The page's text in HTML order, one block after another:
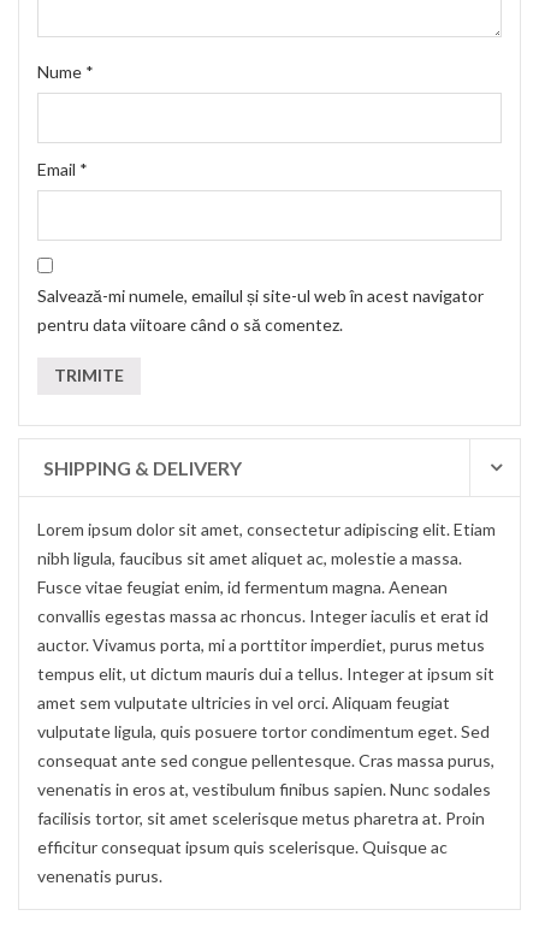
Nume *
Email *
Salvează-mi numele, emailul și site-ul web în acest navigator
pentru data viitoare când o să comentez.
SHIPPING & DELIVERY
Lorem ipsum dolor sit amet, consectetur adipiscing elit. Etiam
nibh ligula, faucibus sit amet aliquet ac, molestie a massa.
Fusce vitae feugiat enim, id fermentum magna. Aenean
convallis egestas massa ac rhoncus. Integer iaculis et erat id
auctor. Vivamus porta, mi a porttitor imperdiet, purus metus
tempus elit, ut dictum mauris dui a tellus. Integer at ipsum sit
amet sem vulputate ultricies in vel orci. Aliquam feugiat
vulputate ligula, quis posuere tortor condimentum eget. Sed
consequat ante sed congue pellentesque. Cras massa purus,
venenatis in eros at, vestibulum finibus sapien. Nunc sodales
facilisis tortor, sit amet scelerisque metus pharetra at. Proin
efficitur consequat ipsum quis scelerisque. Quisque ac
venenatis purus.